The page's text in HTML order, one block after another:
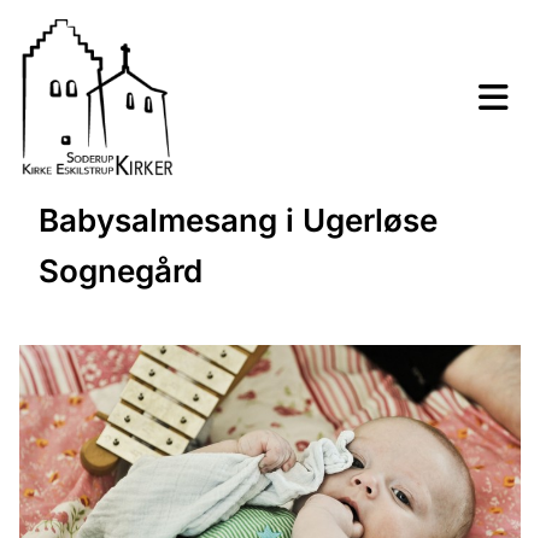
Babysalmesang i Ugerløse
Sognegård